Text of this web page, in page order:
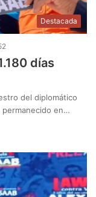
Destacada
días
del diplomático
permanecido en…